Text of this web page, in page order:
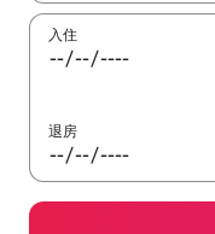
入住
退房